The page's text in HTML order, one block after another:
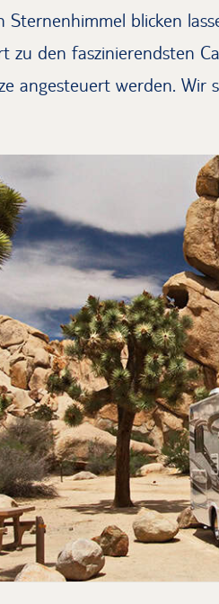
Sternenhimmel blicken
zu den faszinierendsten
angesteuert werden. Wir